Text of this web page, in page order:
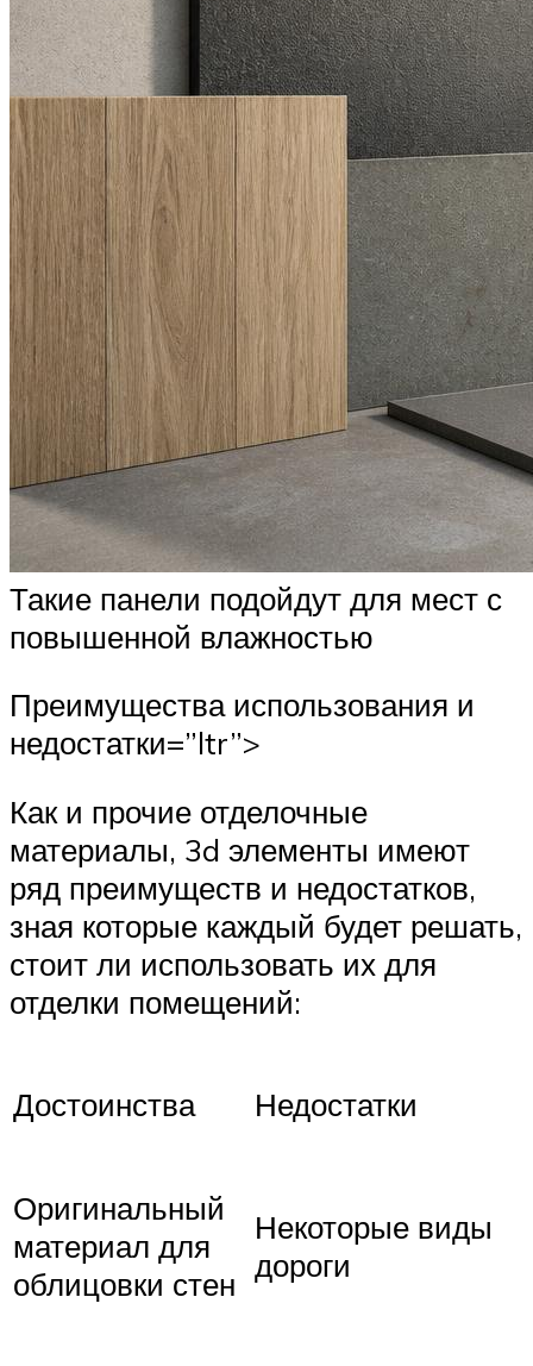
Такие панели подойдут для мест с
повышенной влажностью
Преимущества использования и
недостатки=”ltr”>
Как и прочие отделочные
материалы, 3d элементы имеют
ряд преимуществ и недостатков,
зная которые каждый будет решать,
стоит ли использовать их для
отделки помещений:
Достоинства Недостатки
Оригинальный
материал для
облицовки стен
Некоторые виды
дороги